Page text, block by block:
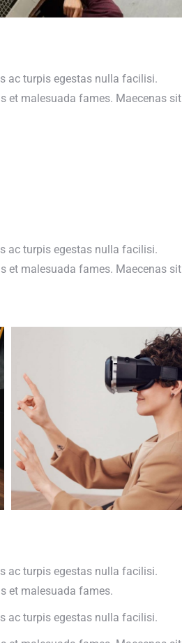
ac turpis egestas nulla facilisi.
et malesuada fames. Maecenas sit
ac turpis egestas nulla facilisi.
et malesuada fames. Maecenas sit
ac turpis egestas nulla facilisi.
et malesuada fames.
ac turpis egestas nulla facilisi.